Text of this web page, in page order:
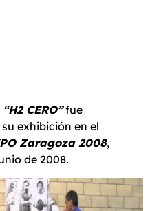
“H2 CERO”fue
exhibición en el
Zaragoza 2008,
de 2008.